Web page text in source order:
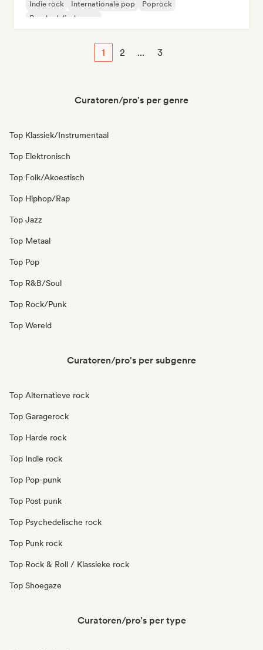
Indie rock Internationale pop
Poprock
Psychedelische pop
1 2 ... 3
Curatoren/pro's per genre
Top Klassiek/Instrumentaal
Top Elektronisch
Top Folk/Akoestisch
Top Hiphop/Rap
Top Jazz
Top Metaal
Top Pop
Top R&B/Soul
Top Rock/Punk
Top Wereld
Curatoren/pro's per subgenre
Top Alternatieve rock
Top Garagerock
Top Harde rock
Top Indie rock
Top Pop-punk
Top Post punk
Top Psychedelische rock
Top Punk rock
Top Rock & Roll / Klassieke rock
Top Shoegaze
Curatoren/pro's per type